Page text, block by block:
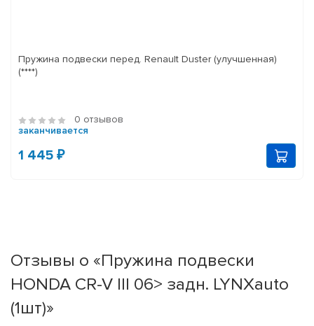
Пружина подвески перед. Renault Duster (улучшенная)
(****)
0 отзывов
заканчивается
1 445 ₽
Отзывы о «Пружина подвески
HONDA CR-V III 06> задн. LYNXauto
(1шт)»